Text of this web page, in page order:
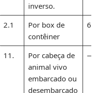
inverso.
2.1
Por box de
contêiner
11.
Por cabeça de
animal vivo
embarcado ou
desembarcado
—